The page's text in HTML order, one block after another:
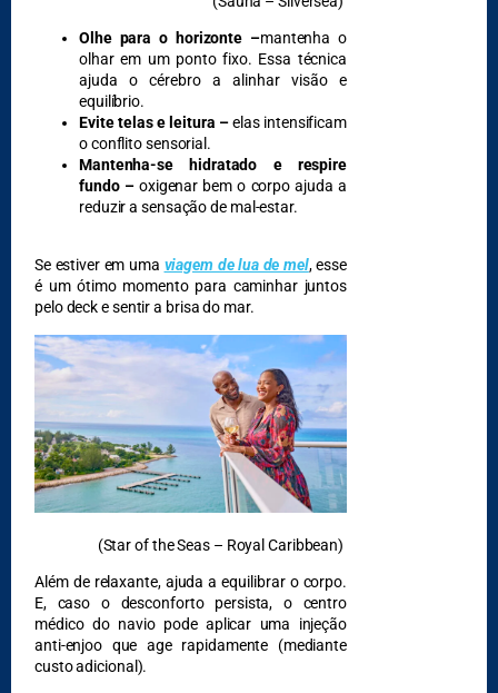
Olhe para o horizonte –mantenha o
olhar em um ponto fixo. Essa técnica
ajuda o cérebro a alinhar visão e
equilíbrio.
Evite telas e leitura –elas intensificam
o conflito sensorial.
Mantenha-se hidratado e respire
fundo –oxigenar bem o corpo ajuda a
reduzir a sensação de mal-estar.
Se estiver em uma viagem de lua de mel, esse
é um ótimo momento para caminhar juntos
pelo deck e sentir a brisa do mar.
(Star of the Seas – Royal Caribbean)
Além de relaxante, ajuda a equilibrar o corpo.
E, caso o desconforto persista, o centro
médico do navio pode aplicar uma injeção
anti-enjoo que age rapidamente (mediante
custo adicional).